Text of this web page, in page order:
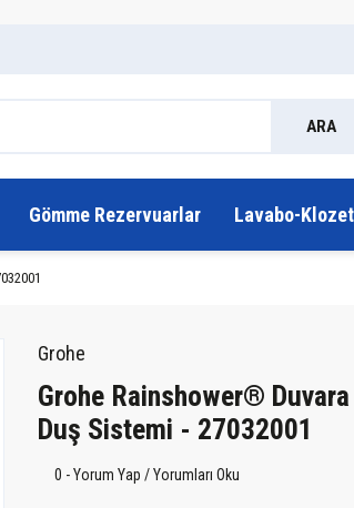
ARA
Gömme Rezervuarlar Lavabo-Klozet
Grohe
Grohe Rainshower®
Duş Sistemi - 27032001
0 - Yorum Yap / Yorumları Oku